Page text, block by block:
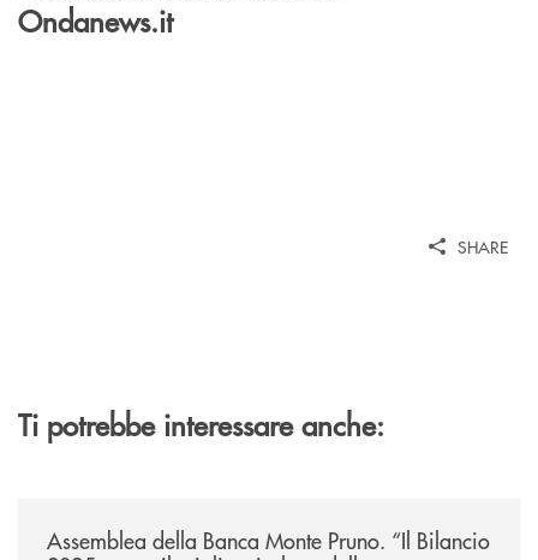
Ondanews.it
SHARE
Ti potrebbe interessare anche:
Assemblea della Banca Monte Pruno. “Il Bilancio